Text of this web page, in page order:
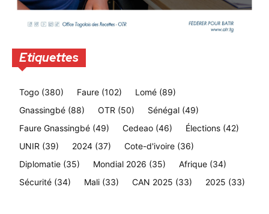
Etiquettes
Togo (380) Faure (102) Lomé (89)
Gnassingbé (88) OTR (50) Sénégal (49)
Faure Gnassingbé (49) Cedeao (46) Élections (42)
UNIR (39) 2024 (37) Cote-d'ivoire (36)
Diplomatie (35) Mondial 2026 (35) Afrique (34)
Sécurité (34) Mali (33) CAN 2025 (33) 2025 (33)